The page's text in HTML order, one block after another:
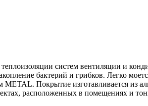
систем вентиляции и
бактерий и грибков. Легко
Покрытие изготавливается из
расположенных в помещениях и